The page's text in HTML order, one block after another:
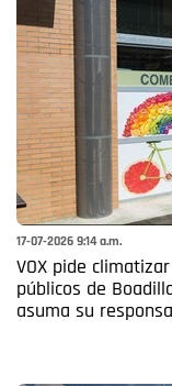
17-07-2026 9:14 a.m.
VOX pide
públicos de
asuma su